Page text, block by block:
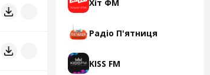
Хіт ФМ
Радіо П'ятниця
KISS FM